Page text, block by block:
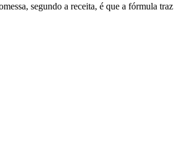
segundo a receita, é que a fórmula traz